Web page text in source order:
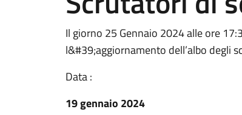
Il giorno 25 Gennaio 2024 alle ore
l&#39;aggiornamento dell’albo degli
Data :
19 gennaio 2024